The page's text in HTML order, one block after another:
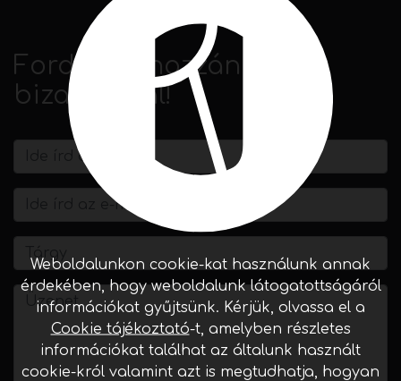
Weboldalunkon cookie-kat használunk annak
érdekében, hogy weboldalunk látogatottságáról
információkat gyűjtsünk. Kérjük, olvassa el a
Cookie tájékoztató-t, amelyben részletes
információkat találhat az általunk használt
cookie-król valamint azt is megtudhatja, hogyan
Forduljon hozzánk
bizalommal!